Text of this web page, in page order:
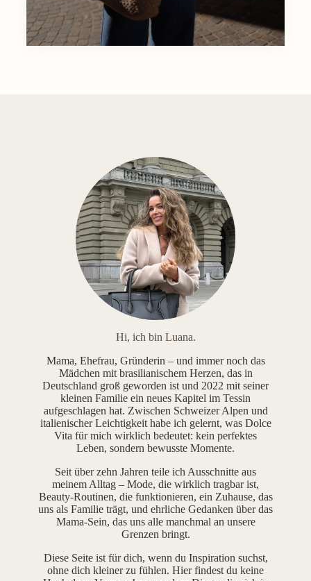
Hi, ich bin Luana.
Mama, Ehefrau, Gründerin – und immer noch das
Mädchen mit brasilianischem Herzen, das in
Deutschland groß geworden ist und 2022 mit seiner
kleinen Familie ein neues Kapitel im Tessin
aufgeschlagen hat. Zwischen Schweizer Alpen und
italienischer Leichtigkeit habe ich gelernt, was Dolce
Vita für mich wirklich bedeutet: kein perfektes
Leben, sondern bewusste Momente.
Seit über zehn Jahren teile ich Ausschnitte aus
meinem Alltag – Mode, die wirklich tragbar ist,
Beauty-Routinen, die funktionieren, ein Zuhause, das
uns als Familie trägt, und ehrliche Gedanken über das
Mama-Sein, das uns alle manchmal an unsere
Grenzen bringt.
Diese Seite ist für dich, wenn du Inspiration suchst,
ohne dich kleiner zu fühlen. Hier findest du keine